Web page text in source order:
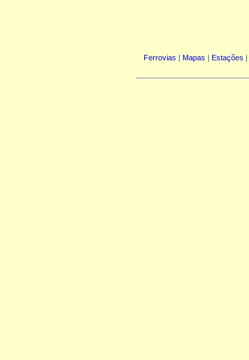
Ferrovias | Mapas | Estações |